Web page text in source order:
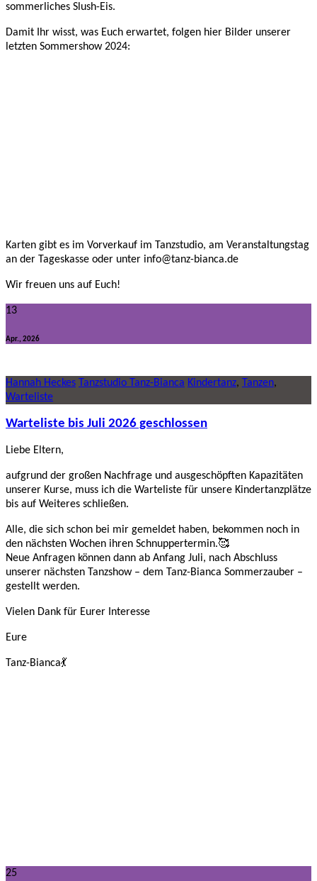
sommerliches Slush-Eis.
Damit Ihr wisst, was Euch erwartet, folgen hier Bilder unserer
letzten Sommershow 2024:
Karten gibt es im Vorverkauf im Tanzstudio, am Veranstaltungstag
an der Tageskasse oder unter info@tanz-bianca.de
Wir freuen uns auf Euch!
13
Apr., 2026
Hannah Heckes Tanzstudio Tanz-Bianca Kindertanz, Tanzen,
Warteliste
Warteliste bis Juli 2026 geschlossen
Liebe Eltern,
aufgrund der großen Nachfrage und ausgeschöpften Kapazitäten
unserer Kurse, muss ich die Warteliste für unsere Kindertanzplätze
bis auf Weiteres schließen.
Alle, die sich schon bei mir gemeldet haben, bekommen noch in
den nächsten Wochen ihren Schnuppertermin.🥰
Neue Anfragen können dann ab Anfang Juli, nach Abschluss
unserer nächsten Tanzshow – dem Tanz-Bianca Sommerzauber –
gestellt werden.
Vielen Dank für Eurer Interesse
Eure
Tanz-Bianca💃
25